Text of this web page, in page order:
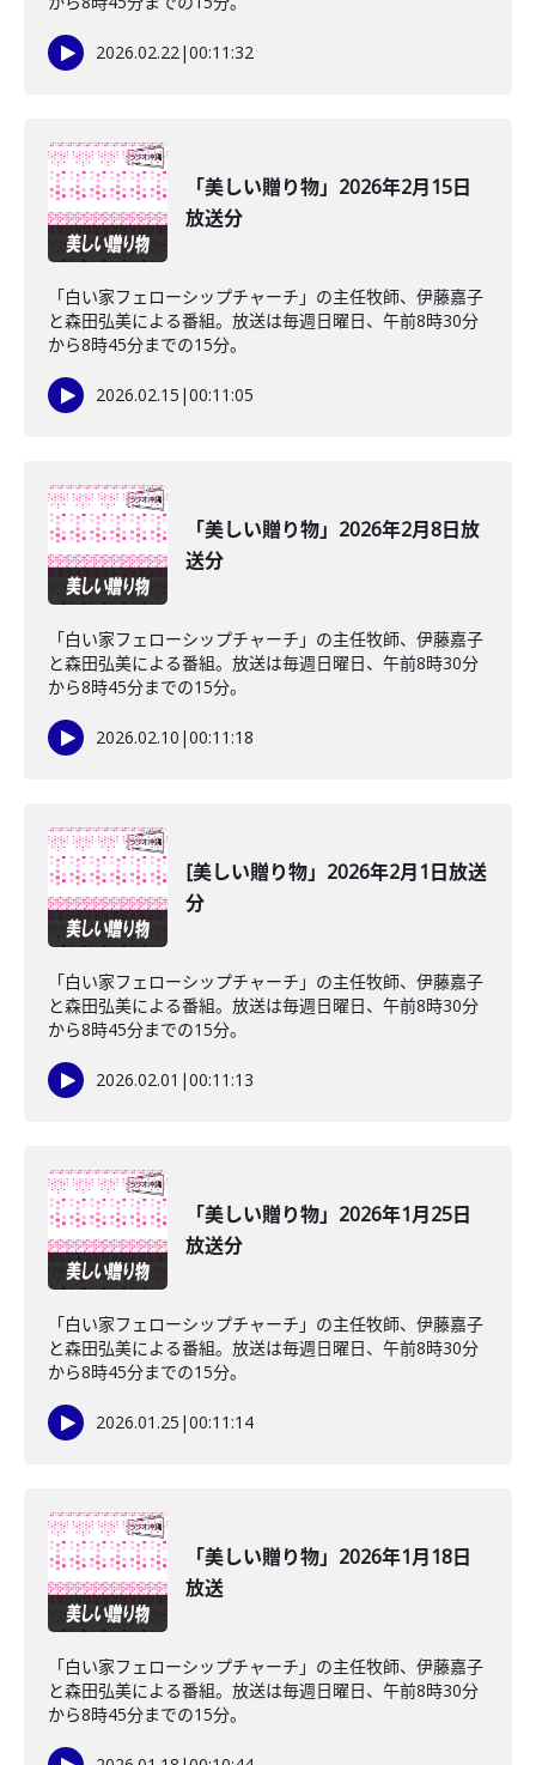
2026.02.22|00:11:32
「美しい贈り物」2026年2月15日
放送分
「白い家フェローシップチャーチ」の主任牧師、伊藤嘉子
と森田弘美による番組。放送は毎週日曜日、午前8時30分
から8時45分までの15分。
2026.02.15 |00:11:05
「美しい贈り物」2026年2月8日放
送分
「白い家フェローシップチャーチ」の主任牧師、伊藤嘉子
と森田弘美による番組。放送は毎週日曜日、午前8時30分
から8時45分までの15分。
2026.02.10 |00:11:18
[美しい贈り物」2026年2月1日放送
分
「白い家フェローシップチャーチ」の主任牧師、伊藤嘉子
と森田弘美による番組。放送は毎週日曜日、午前8時30分
から8時45分までの15分。
2026.02.01 |00:11:13
「美しい贈り物」2026年1月25日
放送分
「白い家フェローシップチャーチ」の主任牧師、伊藤嘉子
と森田弘美による番組。放送は毎週日曜日、午前8時30分
から8時45分までの15分。
2026.01.25 |00:11:14
「美しい贈り物」2026年1月18日
放送
「白い家フェローシップチャーチ」の主任牧師、伊藤嘉子
と森田弘美による番組。放送は毎週日曜日、午前8時30分
から8時45分までの15分。